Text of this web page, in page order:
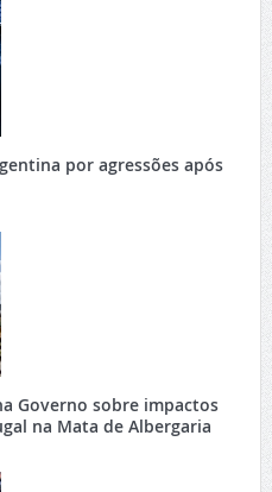
por agressões após
Governo sobre impactos
na Mata de Albergaria